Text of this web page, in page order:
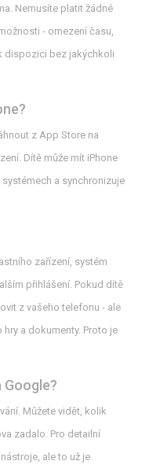
Nemusíte platit žádné
- omezení času,
dispozici bez jakýchkoli
z App Store na
Dítě může mít iPhone
a synchronizuje
zařízení, systém
přihlášení. Pokud dítě
z vašeho telefonu - ale
a dokumenty. Proto je
Můžete vidět, kolik
zadalo. Pro detailní
ale to už je